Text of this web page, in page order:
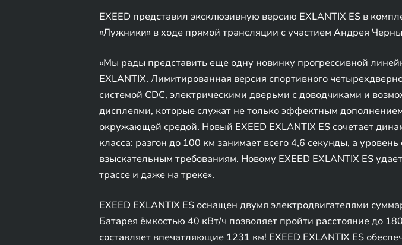
EXEED представил эксклюзивную версию EXLANTIX ES в
«Лужники» в ходе прямой трансляции с участием Андрея
«Мы рады представить еще одну новинку прогрессивной
EXLANTIX. Лимитированная версия спортивного
системой CDC, электрическими дверьми с доводчиками и
дисплеями, которые служат не только эффектным
окружающей средой. Новый EXEED EXLANTIX ES сочетает
класса: разгон до 100 км занимает всего 4,6 секунды, а
взыскательным требованиям. Новому EXEED EXLANTIX ES
трассе и даже на треке».
EXEED EXLANTIX ES оснащен двумя электродвигателями
Батарея ёмкостью 40 кВт/ч позволяет пройти расстояние до
составляет впечатляющие 1231 км! EXEED EXLANTIX ES